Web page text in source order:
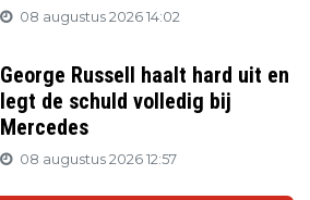
08 augustus 2026 14:02
George Russell haalt hard uit en
legt de schuld volledig bij
Mercedes
08 augustus 2026 12:57